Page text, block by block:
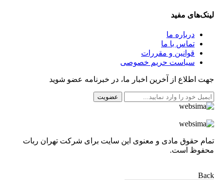
لینک‌های مفید
درباره ما
تماس با ما
قوانین و مقررات
سیاست حریم خصوصی
جهت اطلاع از آخرین اخبار ما، در خبرنامه عضو شوید
عضویت
تمام حقوق مادی و معنوی این سایت برای شرکت تهران ربات
محفوظ است.
Back